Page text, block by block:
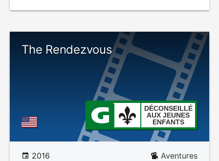
The Rendezvous
DÉCONSEILLÉ
AUX JEUNES
ENFANTS
2016 Aventures